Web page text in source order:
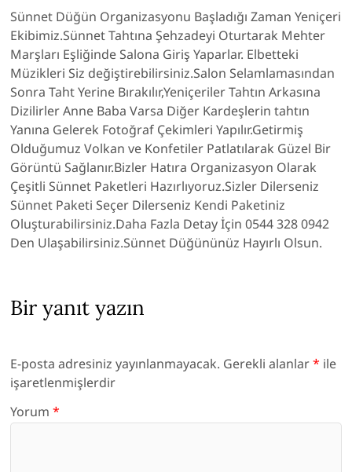
Sünnet Düğün Organizasyonu Başladığı Zaman Yeniçeri
Ekibimiz.Sünnet Tahtına Şehzadeyi Oturtarak Mehter
Marşları Eşliğinde Salona Giriş Yaparlar. Elbetteki
Müzikleri Siz değiştirebilirsiniz.Salon Selamlamasından
Sonra Taht Yerine Bırakılır,Yeniçeriler Tahtın Arkasına
Dizilirler Anne Baba Varsa Diğer Kardeşlerin tahtın
Yanına Gelerek Fotoğraf Çekimleri Yapılır.Getirmiş
Olduğumuz Volkan ve Konfetiler Patlatılarak Güzel Bir
Görüntü Sağlanır.Bizler Hatıra Organizasyon Olarak
Çeşitli Sünnet Paketleri Hazırlıyoruz.Sizler Dilerseniz
Sünnet Paketi Seçer Dilerseniz Kendi Paketiniz
Oluşturabilirsiniz.Daha Fazla Detay İçin 0544 328 0942
Den Ulaşabilirsiniz.Sünnet Düğününüz Hayırlı Olsun.
Bir yanıt yazın
E-posta adresiniz yayınlanmayacak. Gerekli alanlar* ile
işaretlenmişlerdir
Yorum*